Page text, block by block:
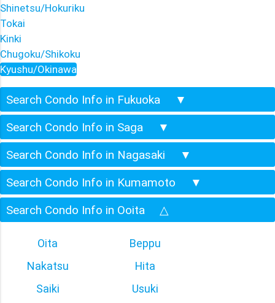
Shinetsu/Hokuriku
Tokai
Kinki
Chugoku/Shikoku
Kyushu/Okinawa
Search Condo Info in Fukuoka
▼
Search Condo Info in Saga
▼
Search Condo Info in Nagasaki
▼
Search Condo Info in Kumamoto
▼
Search Condo Info in Ooita
△
Oita
Beppu
Nakatsu
Hita
Saiki
Usuki